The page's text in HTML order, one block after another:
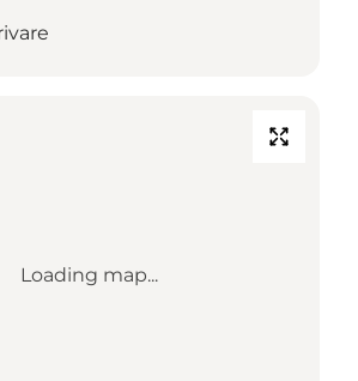
Loading map...